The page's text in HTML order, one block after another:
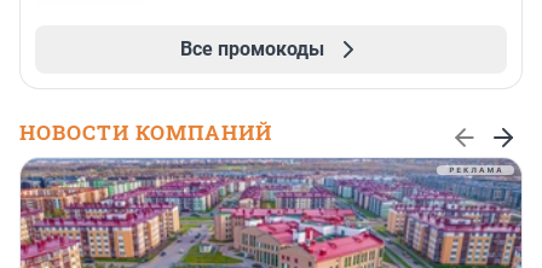
Все промокоды
НОВОСТИ КОМПАНИЙ